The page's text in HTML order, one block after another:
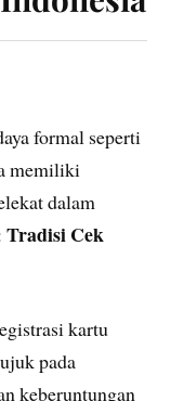
formal seperti
memiliki
dalam
Tradisi Cek
kartu
pada
keberuntungan